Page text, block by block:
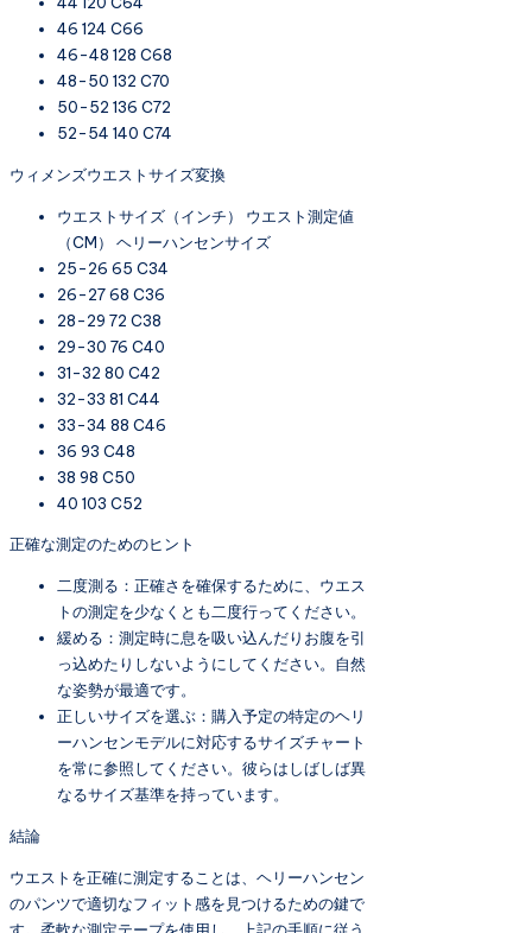
46 124 C66
46-48 128 C68
48-50 132 C70
50-52 136 C72
52-54 140 C74
ウィメンズウエストサイズ変換
ウエストサイズ（インチ） ウエスト測定値
（CM） ヘリーハンセンサイズ
25-26 65 C34
26-27 68 C36
28-29 72 C38
29-30 76 C40
31-32 80 C42
32-33 81 C44
33-34 88 C46
36 93 C48
38 98 C50
40 103 C52
正確な測定のためのヒント
二度測る：正確さを確保するために、ウエス
トの測定を少なくとも二度行ってください。
緩める：測定時に息を吸い込んだりお腹を引
っ込めたりしないようにしてください。自然
な姿勢が最適です。
正しいサイズを選ぶ：購入予定の特定のヘリ
ーハンセンモデルに対応するサイズチャート
を常に参照してください。彼らはしばしば異
なるサイズ基準を持っています。
結論
ウエストを正確に測定することは、ヘリーハンセン
のパンツで適切なフィット感を見つけるための鍵で